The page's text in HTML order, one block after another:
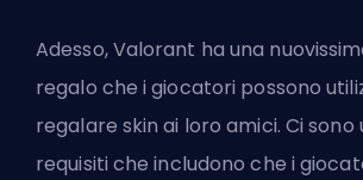
Adesso, Valorant ha una
regalo che i giocatori possono
regalare skin ai loro amici. Ci sono
requisiti che includono che i